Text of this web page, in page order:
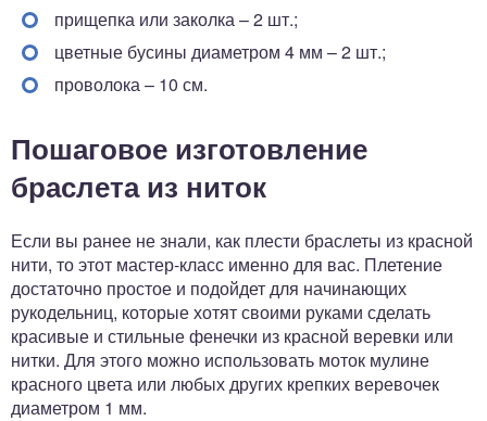
прищепка или заколка – 2 шт.;
цветные бусины диаметром 4 мм – 2 шт.;
проволока – 10 см.
Пошаговое изготовление
браслета из ниток
Если вы ранее не знали, как плести браслеты из красной
нити, то этот мастер-класс именно для вас. Плетение
достаточно простое и подойдет для начинающих
рукодельниц, которые хотят своими руками сделать
красивые и стильные фенечки из красной веревки или
нитки. Для этого можно использовать моток мулине
красного цвета или любых других крепких веревочек
диаметром 1 мм.